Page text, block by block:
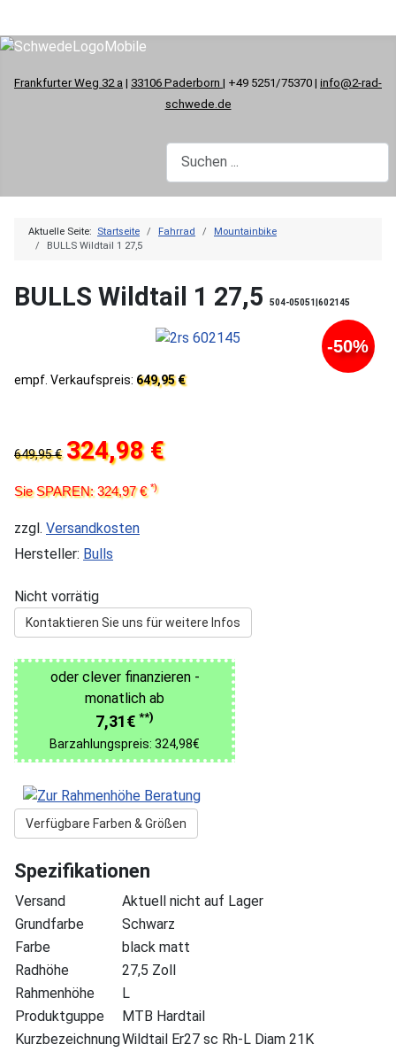
Frankfurter Weg 32 a | 33106 Paderborn | +49 5251/75370 | info@2-rad-
schwede.de
Aktuelle Seite: Startseite Fahrrad
Mountainbike
BULLS Wildtail 1 27,5
BULLS Wildtail 1 27,5 504-05051|602145
-50%
empf. Verkaufspreis: 649,95 €
649,95 € 324,98 €
Sie SPAREN: 324,97 €*)
zzgl. Versandkosten
Hersteller: Bulls
Nicht vorrätig
Kontaktieren Sie uns für weitere Infos
oder clever finanzieren -
monatlich ab
7,31€ **)
Barzahlungspreis: 324,98€
Verfügbare Farben & Größen
Spezifikationen
Versand
Aktuell nicht auf Lager
Grundfarbe
Schwarz
Farbe
black matt
Radhöhe
27,5 Zoll
Rahmenhöhe
L
Produktguppe
MTB Hardtail
KurzbezeichnungWildtail Er27 sc Rh-L Diam 21K